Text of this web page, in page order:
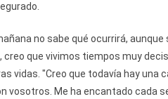
no sabe qué ocurrirá,
creo que vivimos tiempos muy
vidas. "Creo que todavía hay una
vosotros. Me ha encantado cada